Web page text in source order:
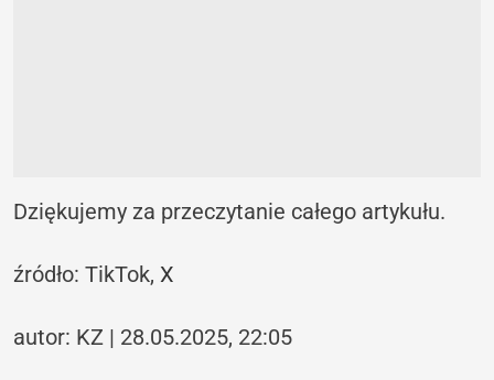
Dziękujemy za przeczytanie całego artykułu.
źródło: TikTok, X
autor: KZ | 28.05.2025, 22:05